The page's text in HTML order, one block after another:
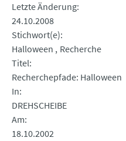
Letzte Änderung
24.10.2008
Stichwort(e)
Halloween
Recherche
Titel
Recherchepfade: Halloween
In
DREHSCHEIBE
Am
18.10.2002